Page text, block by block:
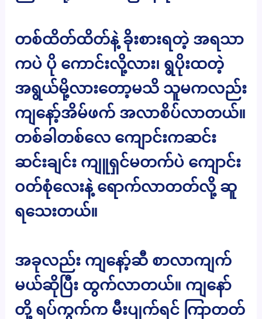
တစ်ထိတ်ထိတ်နဲ့ ခိုးစားရတဲ့ အရသာ
ကပဲ ပို ကောင်းလို့လား၊ ရွပိုးထတဲ့
အရွယ်မို့လားတော့မသိ သူမကလည်း
ကျနော့်အိမ်ဖက် အလာစိပ်လာတယ်။
တစ်ခါတစ်လေ ကျောင်းကဆင်း
ဆင်းချင်း ကျူရှင်မတက်ပဲ ကျောင်း
ဝတ်စုံလေးနဲ့ ရောက်လာတတ်လို့ ဆူ
ရသေးတယ်။
အခုလည်း ကျနော့်ဆီ စာလာကျက်
မယ်ဆိုပြီး ထွက်လာတယ်။ ကျနော်
တို့ ရပ်ကွက်က မီးပျက်ရင် ကြာတတ်